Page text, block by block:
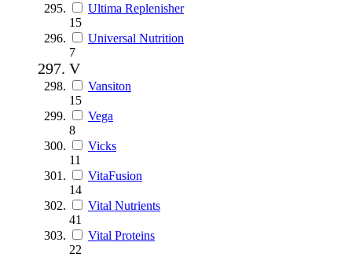
Ultima Replenisher
15
Universal Nutrition
7
V
Vansiton
15
Vega
8
Vicks
11
VitaFusion
14
Vital Nutrients
41
Vital Proteins
22